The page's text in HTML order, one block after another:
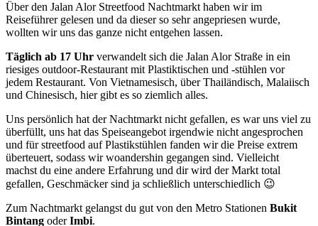
Über den Jalan Alor Streetfood Nachtmarkt haben wir im
Reiseführer gelesen und da dieser so sehr angepriesen wurde,
wollten wir uns das ganze nicht entgehen lassen.
Täglich ab 17 Uhr verwandelt sich die Jalan Alor Straße in ein
riesiges outdoor-Restaurant mit Plastiktischen und -stühlen vor
jedem Restaurant. Von Vietnamesisch, über Thailändisch, Malaiisch
und Chinesisch, hier gibt es so ziemlich alles.
Uns persönlich hat der Nachtmarkt nicht gefallen, es war uns viel zu
überfüllt, uns hat das Speiseangebot irgendwie nicht angesprochen
und für streetfood auf Plastikstühlen fanden wir die Preise extrem
überteuert, sodass wir woandershin gegangen sind. Vielleicht
machst du eine andere Erfahrung und dir wird der Markt total
gefallen, Geschmäcker sind ja schließlich unterschiedlich 😉
Zum Nachtmarkt gelangst du gut von den Metro Stationen Bukit
Bintang oderImbi.